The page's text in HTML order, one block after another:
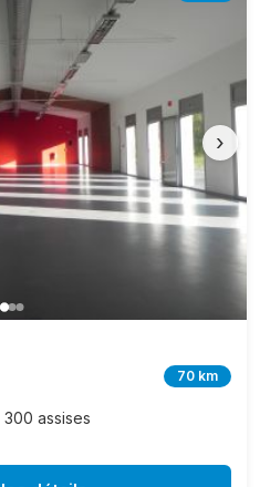
›
70 km
300 assises